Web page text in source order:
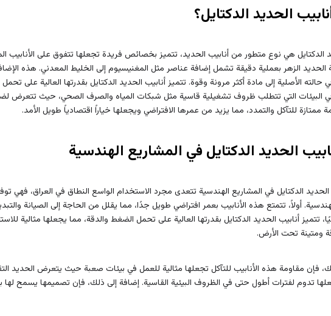
الحديد الدكتايل؟
الدكتايل هي نوع متطور من أنابيب الحديد، تتميز بخصائص فريدة تجعلها تتفوق على الأنابيب
الحديد الزهر بعملية دقيقة تشمل إضافة عناصر مثل المغنيسيوم إلى الخليط المعدني. هذه
الأصلية إلى مادة أكثر مرونة وقوة. تتميز أنابيب الحديد الدكتايل بقدرتها العالية على
البيئات التي تتطلب ظروف تشغيلية قاسية مثل شبكات المياه والصرف الصحي، حيث تتعرض
ممتازة للتآكل والتمدد، مما يزيد من عمرها الافتراضي ويجعلها خياراً اقتصادياً طويل الأمد.
الحديد الدكتايل في المشاريع الهندسية
الحديد الدكتايل في المشاريع الهندسية تتعدى مجرد الاستخدام الواسع النطاق في العراق، فهي
أولاً، تتمتع هذه الأنابيب بعمر افتراضي طويل جدًا، مما يقلل من الحاجة إلى الصيانة
تتميز أنابيب الحديد الدكتايل بقدرتها العالية على تحمل الضغط والدقة، مما يجعلها مثالية
ومتينة تحت الأرض.
فإن مقاومة هذه الأنابيب للتآكل تجعلها مثالية للعمل في بيئات صعبة حيث يتعرض الحديد
تدوم لفترات أطول حتى في الظروف البيئية القاسية. إضافة إلى ذلك، فإن تصميمها يسمح لها